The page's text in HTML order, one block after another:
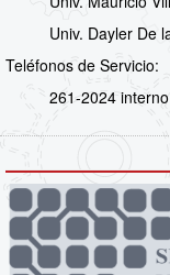
Univ. Dayler De
Teléfonos de Servicio:
261-2024